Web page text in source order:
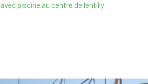
avec piscine au centre de lentilly